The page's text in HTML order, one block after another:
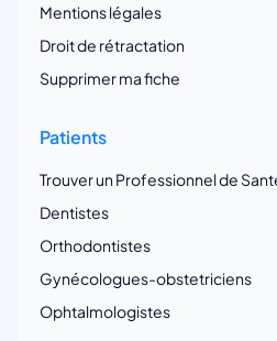
Mentions légales
Droit de rétractation
Supprimer ma fiche
Patients
Trouver un Professionnel de
Dentistes
Orthodontistes
Gynécologues-obstetriciens
Ophtalmologistes